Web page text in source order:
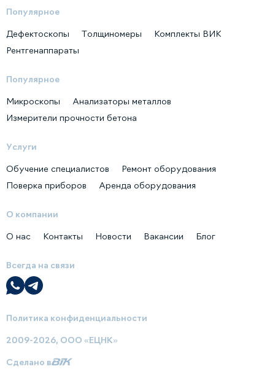
Популярное
Дефектоскопы Толщиномеры
Комплекты ВИК
Рентгенаппараты
Популярное
Микроскопы
Анализаторы металлов
Измерители прочности бетона
Услуги
Обучение специалистов
Ремонт оборудования
Поверка приборов
Аренда оборудования
О компании
О нас Контакты Новости Вакансии Блог
Всегда на связи
Политика конфиденциальности
2009-2026, ООО «ЕЦНК»
Сделано в